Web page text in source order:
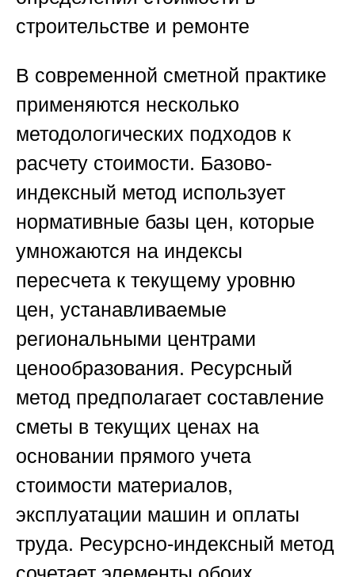
строительстве и ремонте
В современной сметной практике
применяются несколько
методологических подходов к
расчету стоимости. Базово-
индексный метод использует
нормативные базы цен, которые
умножаются на индексы
пересчета к текущему уровню
цен, устанавливаемые
региональными центрами
ценообразования. Ресурсный
метод предполагает составление
сметы в текущих ценах на
основании прямого учета
стоимости материалов,
эксплуатации машин и оплаты
труда. Ресурсно-индексный метод